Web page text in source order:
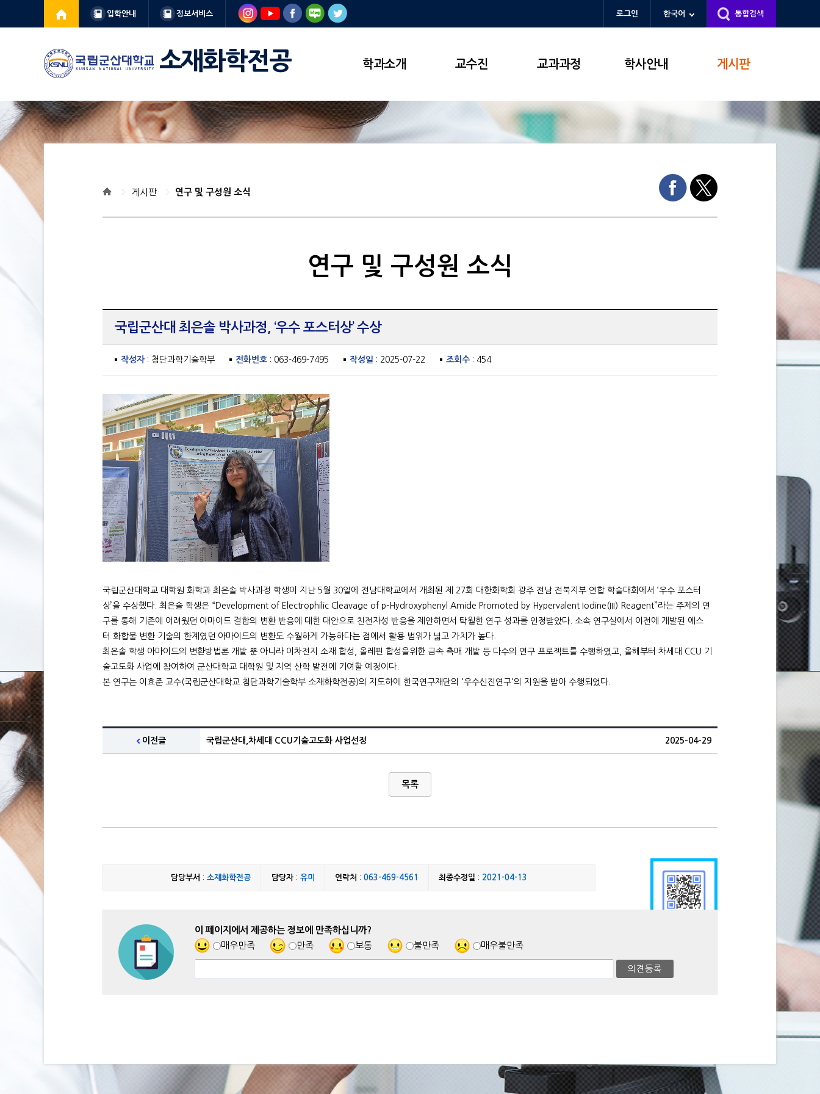
입학안내 정보서비스 로그인 한국어 통합검색
소재화학전공 학과소개 교수진 교과과정 학사안내 게시판
게시판 연구 및 구성원 소식
연구 및 구성원 소식
국립군산대 최은솔 박사과정, ‘우수 포스터상’ 수상
작성자 : 첨단과학기술학부 전화번호 : 063-469-7495 작성일 : 2025-07-22 조회수 : 454
국립군산대학교 대학원 화학과 최은솔 박사과정 학생이 지난 5월 30일에 전남대학교에서 개최된 제 27회 대한화학회 광주 전남 전북지부 연합 학술대회에서 ‘우수 포스터
상’을 수상했다. 최은솔 학생은 “Development of Electrophilic Cleavage of p-Hydroxyphenyl Amide Promoted by Hypervalent Iodine(III) Reagent”라는 주제의 연
구를 통해 기존에 어려웠던 아마이드 결합의 변환 반응에 대한 대안으로 친전자성 반응을 제안하면서 탁월한 연구 성과를 인정받았다. 소속 연구실에서 이전에 개발된 에스
터 화합물 변환 기술의 한계였던 아마이드의 변환도 수월하게 가능하다는 점에서 활용 범위가 넓고 가치가 높다.
최은솔 학생 아마이드의 변환방법론 개발 뿐 아니라 이차전지 소재 합성, 올레핀 합성을위한 금속 촉매 개발 등 다수의 연구 프로젝트를 수행하였고, 올해부터 차세대 CCU 기
술고도화 사업에 참여하여 군산대학교 대학원 및 지역 산학 발전에 기여할 예정이다.
본 연구는 이효준 교수(국립군산대학교 첨단과학기술학부 소재화학전공)의 지도하에 한국연구재단의 '우수신진연구'의 지원을 받아 수행되었다.
이전글 국립군산대,차세대 CCU기술고도화 사업선정 2025-04-29
목록
담당부서 :소재화학전공 담당자: 유미 연락처 : 063-469-4561 최종수정일 : 2021-04-13
이 페이지에서 제공하는 정보에 만족하십니까?
매우만족
만족 보통 불만족 매우불만족